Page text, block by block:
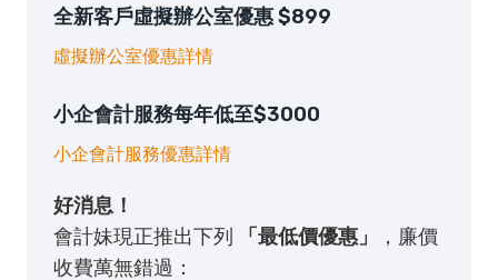
全新客戶虛擬辦公室優惠 $899
虛擬辦公室優惠詳情
小企會計服務每年低至$3000
小企會計服務優惠詳情
好消息！
會計妹現正推出下列
「最低價優惠」
，廉價
收費萬無錯過：